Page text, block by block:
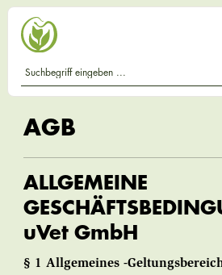
AGB
ALLGEMEINE
uVet GmbH
§ 1 Allgemeines -